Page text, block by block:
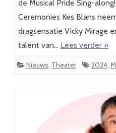
de Musical Pride Sing-
Ceremonies Kes Blans
dragsensatie Vicky Mirage
talent van… Lees verder »
Nieuws, Theater 2024,